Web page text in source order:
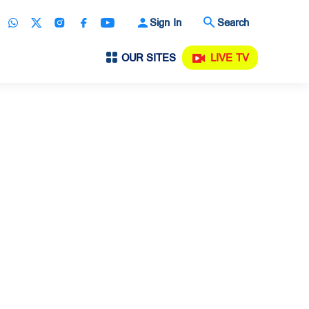
Sign In Search
OUR SITES LIVE TV